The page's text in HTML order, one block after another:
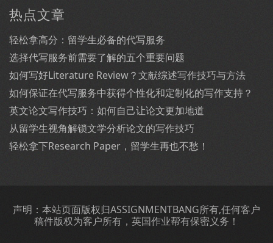
热点文章
轻松拿高分：留学生必备的代写服务
选择代写服务前需要了解的五个重要问题
如何写好Literature Review？文献综述写作技巧与方法
如何保证在代写服务中获得个性化和定制化的写作支持？
英文论文写作技巧：如何自己让论文更加地道
从留学生视角解锁文学分析论文的写作技巧
轻松拿下Research Paper，留学生再也不愁！
声明：本站页面版权归ASSIGNMENTBANG所有,任何客户
稿件版权为客户所有，英国作业帮有保密义务！